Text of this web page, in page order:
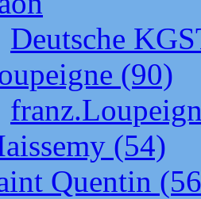
Deutsche
(90)
(54)
Quentin